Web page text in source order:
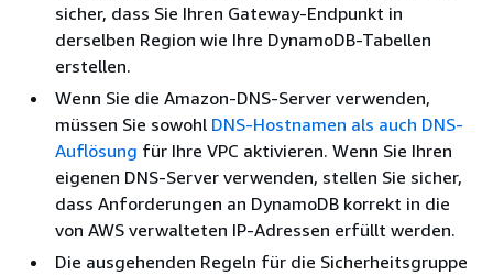
sicher, dass Sie Ihren Gateway-Endpunkt in
derselben Region wie Ihre DynamoDB-Tabellen
erstellen.
Wenn Sie die Amazon-DNS-Server verwenden,
müssen Sie sowohl DNS-Hostnamen als auch DNS-
Auflösung für Ihre VPC aktivieren. Wenn Sie Ihren
eigenen DNS-Server verwenden, stellen Sie sicher,
dass Anforderungen an DynamoDB korrekt in die
von AWS verwalteten IP-Adressen erfüllt werden.
Die ausgehenden Regeln für die Sicherheitsgruppe